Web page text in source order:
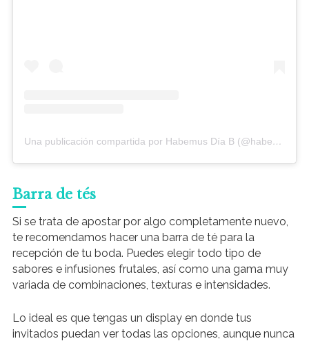
Una publicación compartida por Habemus Día B (@habemusdiab)
Barra de tés
Si se trata de apostar por algo completamente nuevo,
te recomendamos hacer una barra de té para la
recepción de tu boda. Puedes elegir todo tipo de
sabores e infusiones frutales, así como una gama muy
variada de combinaciones, texturas e intensidades.
Lo ideal es que tengas un display en donde tus
invitados puedan ver todas las opciones, aunque nunca